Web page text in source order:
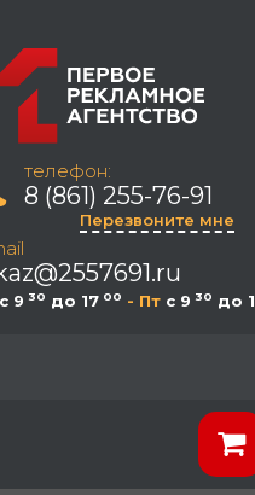
телефон:
8 (861) 255-76-91
Перезвоните мне
c 9 30 до 17 00 - Пт c 9 30 до